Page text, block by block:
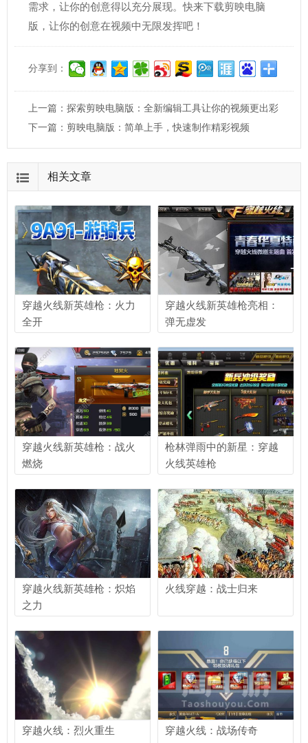
需求，让你的创意得以充分展现。快来下载剪映电脑
版，让你的创意在视频中无限发挥吧！
分享到：
上一篇： 探索剪映电脑版：全新编辑工具让你的视频更出彩
下一篇： 剪映电脑版：简单上手，快速制作精彩视频
相关文章
穿越火线新英雄枪：火力
全开
穿越火线新英雄枪亮相：
弹无虚发
穿越火线新英雄枪：战火
燃烧
枪林弹雨中的新星：穿越
火线英雄枪
穿越火线新英雄枪：炽焰
之力
火线穿越：战士归来
穿越火线：烈火重生 穿越火线：战场传奇